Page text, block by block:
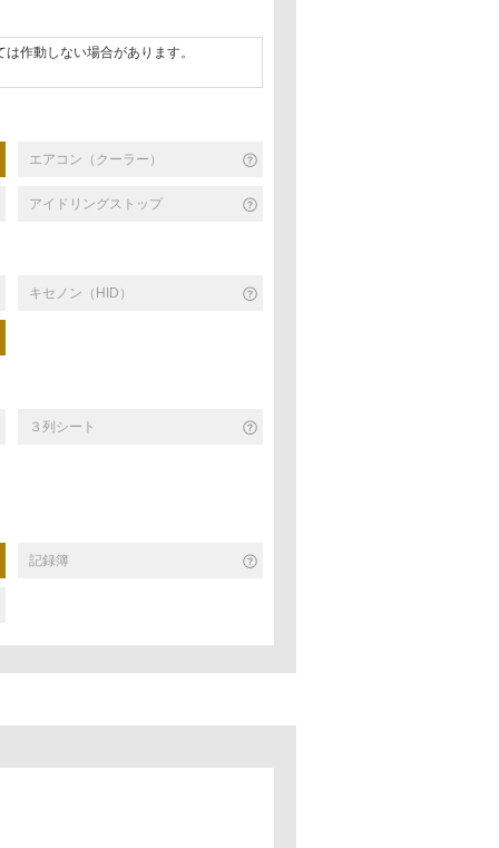
作動しない場合があります。
エアコン（クーラー）
アイドリングストップ
キセノン（HID）
３列シート
記録簿